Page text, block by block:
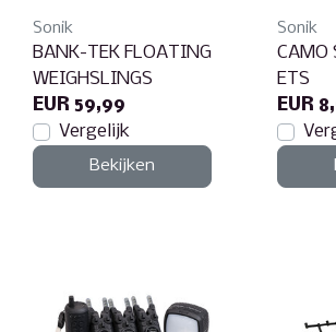
Sonik
BANK-TEK FLOATING
WEIGHSLINGS
EUR 59,99
Vergelijk
Bekijken
Sonik
CAMO
ETS
EUR